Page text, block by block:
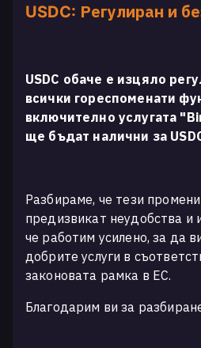
USDC: Регулиран и
USDC обаче е изцяло
всички гореспоменати
включително услугата
ще бъдат налични за
Разбираме, че тези
предизвикат неудобства и
че работим усилено, за да
добрите услуги в
законовата рамка в ЕС.
Благодарим ви за